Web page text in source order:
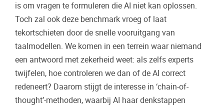
is om vragen te formuleren die AI niet kan oplossen.
Toch zal ook deze benchmark vroeg of laat
tekortschieten door de snelle vooruitgang van
taalmodellen. We komen in een terrein waar niemand
een antwoord met zekerheid weet: als zelfs experts
twijfelen, hoe controleren we dan of de AI correct
redeneert? Daarom stijgt de interesse in ‘chain-of-
thought’-methoden, waarbij AI haar denkstappen